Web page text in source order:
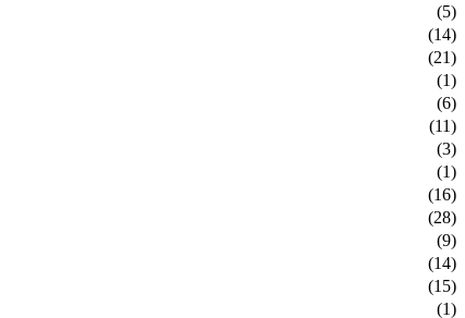
(5)
(14)
(21)
(1)
(6)
(11)
(3)
(1)
(16)
(28)
(9)
(14)
(15)
(1)